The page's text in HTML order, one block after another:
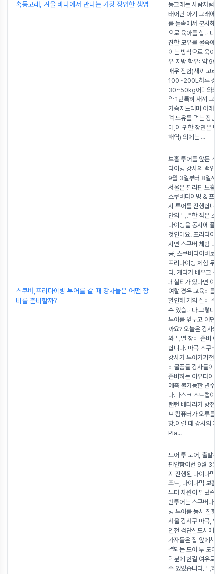
혹등고래, 겨울 바다에서 만나는 가장 장엄한 생명
등고래는 사람처럼
태어난 아기 고래에
를 물속에서 분사해
으로 육아를 합니다.
진한 모유를 물속에
이는 방식으로 육아
유 지방 함유: 약
매우 진함)새끼 고래
100~200L하루 성장
30~50kg어미와의
약 1년특히 새끼 고래
가슴지느러미 아래
며 모유를 먹는 장면
데,이 귀한 장면은 번
해역) 외에는 ...
스쿠버,프리다이빙 투어를 갈 때 강사들은 어떤 장
비를 준비할까?
보홀 투어를 앞둔 스
다이빙 강사의 백업
9월 3일부터 8일까
서울은 필리핀 보홀
스쿠버다이빙 & 프리
시 투어를 진행합니
만의 특별한 점은 스
다이빙을 동시에 즐
것인데요. 프리다이
시면 스쿠버 체험 다
공, 스쿠버다이버로
프리다이빙 체험 무
다. 게다가 배우고 싶
페셜티가 있다면 이
여할 경우 교육비를
할인해 거의 실비 수
수 있습니다.그렇다
투어를 앞두고 어떤
까요? 오늘은 강사의
와 특별 장비 준비 이
합니다. 마곡 스쿠버
강사가 투어가기전
비물품들 강사들이
준비하는 이유다이빙
예측 불가능한 변수
다.마스크 스트랩이
랜턴 배터리가 방전
브 컴퓨터가 오류를
황.이럴 때 강사의 가
Pla...
도어 투 도어, 출발부
편안함이번 9월 3일
지 진행된 다이나믹
조트, 다이나믹 보홀
부터 차원이 달랐습
번투어는 스쿠버다이
빙 투어를 동시 진행
서울 강서구 마곡, 양
인천 검단신도시에서
가자들은 집 앞에서
결되는 도어 투 도어
덕분에 한결 여유로
수 있었습니다. 특히